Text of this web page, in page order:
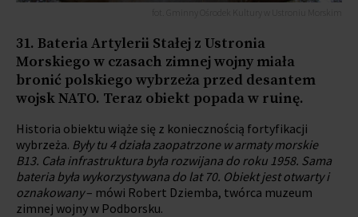
31. Bateria Artylerii Stałej z Ustronia
Morskiego w czasach zimnej wojny miała
bronić polskiego wybrzeża przed desantem
wojsk NATO. Teraz obiekt popada w ruinę.
Historia obiektu wiąże się z koniecznością fortyfikacji
wybrzeża. Były tu 4 działa zaopatrzone w armaty morskie
B13. Cała infrastruktura była rozwijana do roku 1958. Sama
bateria była wykorzystywana do lat 70. Obiekt jest otwarty i
oznakowany– mówi Robert Dziemba, twórca muzeum
zimnej wojny w Podborsku.